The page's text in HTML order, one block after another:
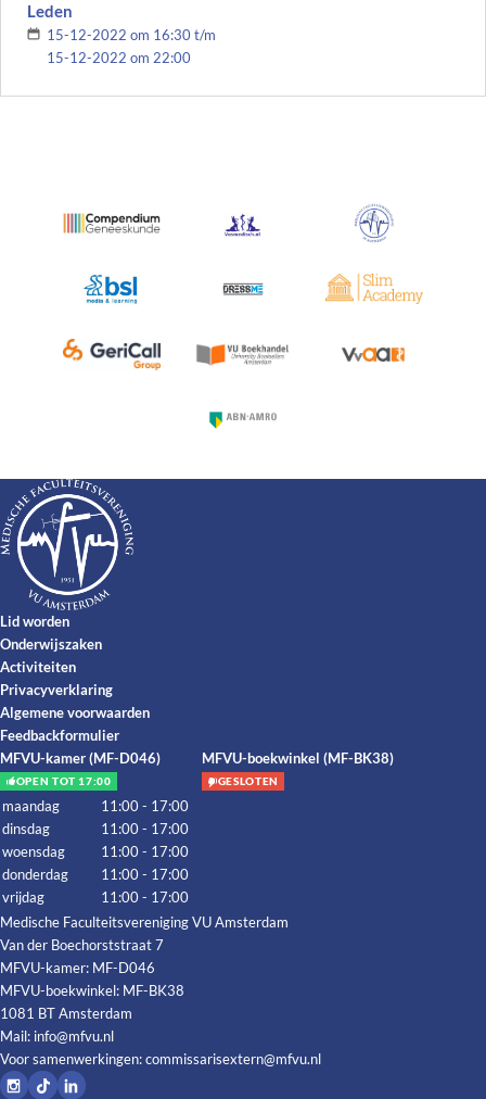
Leden
15-12-2022 om 16:30 t/m
15-12-2022 om 22:00
Lid worden
Onderwijszaken
Activiteiten
Privacyverklaring
Algemene voorwaarden
Feedbackformulier
MFVU-kamer (MF-D046)
OPEN TOT 17:00
maandag
11:00 - 17:00
dinsdag
11:00 - 17:00
woensdag
11:00 - 17:00
donderdag
11:00 - 17:00
vrijdag
11:00 - 17:00
MFVU-boekwinkel (MF-BK38)
GESLOTEN
Medische Faculteitsvereniging VU Amsterdam
Van der Boechorststraat 7
MFVU-kamer: MF-D046
MFVU-boekwinkel: MF-BK38
1081 BT Amsterdam
Mail: info@mfvu.nl
Voor samenwerkingen:commissarisextern@mfvu.nl